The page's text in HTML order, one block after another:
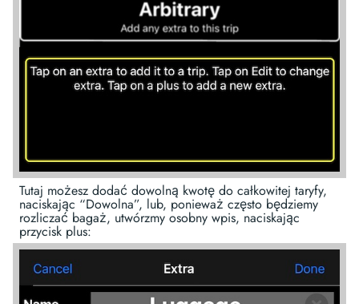
Tutaj możesz dodać dowolną kwotę do całkowitej taryfy,
naciskając “Dowolna”, lub, ponieważ często będziemy
rozliczać bagaż, utwórzmy osobny wpis, naciskając
przycisk plus: